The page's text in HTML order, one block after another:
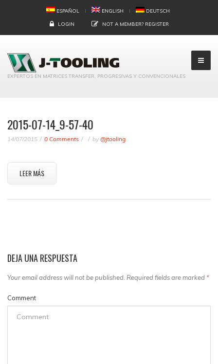
ESPAÑOL ENGLISH DEUTSCH
LOGIN NOT A MEMBER? REGISTER
EXPERTOS EN MATRICES TRANSFER, PROGRESIVAS Y CONVENCIONALES
2015-07-14_9-57-40
14/07/2015 0 Comments by @jtooling
LEER MÁS
DEJA UNA RESPUESTA
Your email address will not be published. Required fields are marked *
Comment